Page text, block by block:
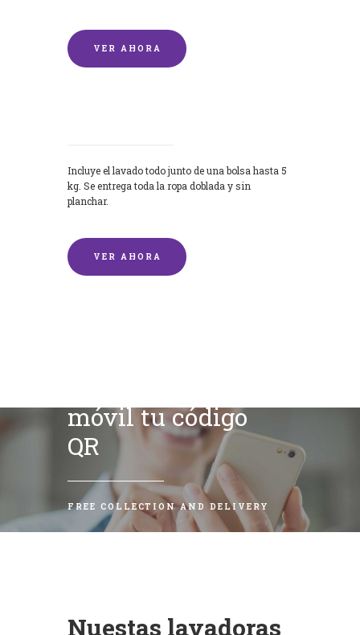
VER AHORA
Incluye el lavado todo junto de una bolsa hasta 5
kg. Se entrega toda la ropa doblada y sin
planchar.
VER AHORA
móvil tu código
QR
FREE COLLECTION AND DELIVERY
Nuestas lavadoras